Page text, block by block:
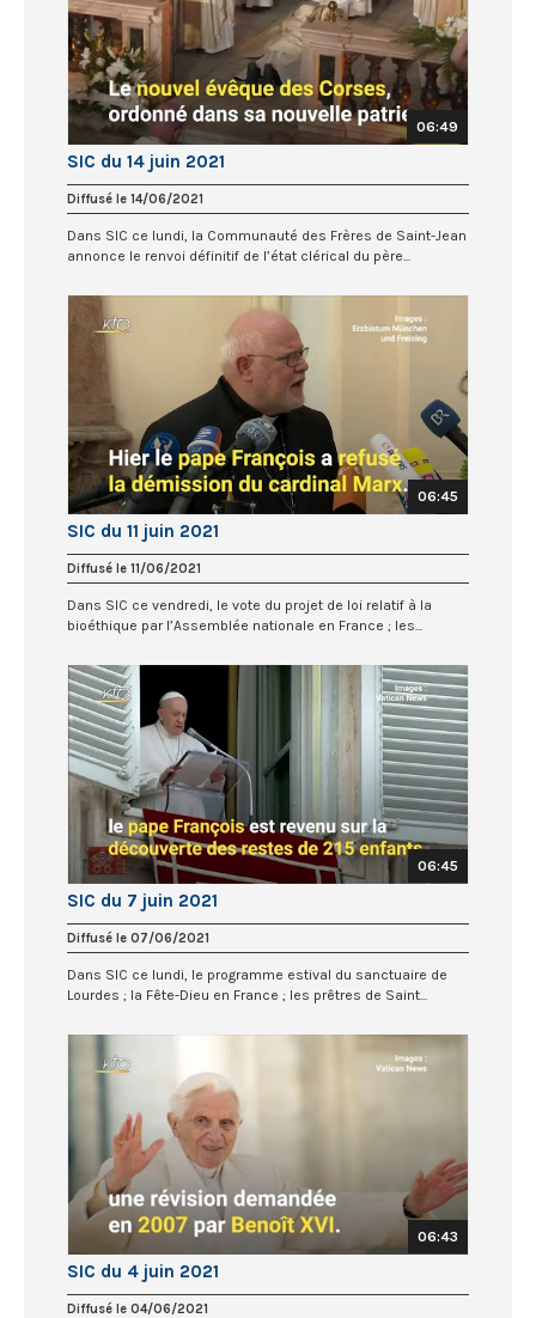
06:49
SIC du 14 juin 2021
Diffusé le 14/06/2021
Dans SIC ce lundi, la Communauté des Frères de Saint-Jean
annonce le renvoi définitif de l’état clérical du père...
06:45
SIC du 11 juin 2021
Diffusé le 11/06/2021
Dans SIC ce vendredi, le vote du projet de loi relatif à la
bioéthique par l’Assemblée nationale en France ; les...
06:45
SIC du 7 juin 2021
Diffusé le 07/06/2021
Dans SIC ce lundi, le programme estival du sanctuaire de
Lourdes ; la Fête-Dieu en France ; les prêtres de Saint...
06:43
SIC du 4 juin 2021
Diffusé le 04/06/2021